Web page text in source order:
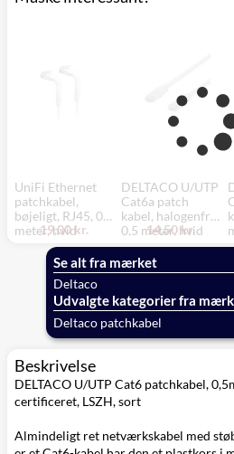
UniFi Ethernet
patchkabel,
bøjeligt, RJ45, 0,1
meter, hvid
19,00 kr.
DELTACO U/UTP
Cat6a patch
kabel, halogenfri,
0,5 meter, hvid
14,50 kr.
Se alt fra mærket
Deltaco
Udvalgte kategorier fra
Deltaco patchkabel
Beskrivelse
DELTACO U/UTP Cat6 patchkabel,
certificeret, LSZH, sort
Almindeligt ret netværkskabel med